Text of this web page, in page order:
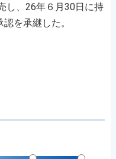
し、26年６月30日に持
を承継した。